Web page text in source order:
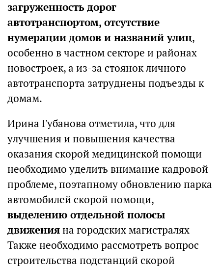
загруженность дорог
автотранспортом, отсутствие
нумерации домов и названий улиц,
особенно в частном секторе и районах
новостроек, а из-за стоянок личного
автотранспорта затруднены подъезды к
домам.
Ирина Губанова отметила, что для
улучшения и повышения качества
оказания скорой медицинской помощи
необходимо уделить внимание кадровой
проблеме, поэтапному обновлению парка
автомобилей скорой помощи,
выделению отдельной полосы
движенияна городских магистралях
Также необходимо рассмотреть вопрос
строительства подстанций скорой